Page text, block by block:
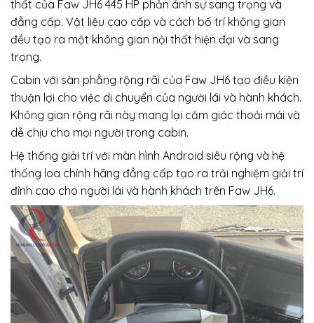
thất của Faw JH6 445 HP phản ánh sự sang trọng và
đẳng cấp. Vật liệu cao cấp và cách bố trí không gian
đều tạo ra một không gian nội thất hiện đại và sang
trọng.
Cabin với sàn phẳng rộng rãi của Faw JH6 tạo điều kiện
thuận lợi cho việc di chuyển của người lái và hành khách.
Không gian rộng rãi này mang lại cảm giác thoải mái và
dễ chịu cho mọi người trong cabin.
Hệ thống giải trí với màn hình Android siêu rộng và hệ
thống loa chính hãng đẳng cấp tạo ra trải nghiệm giải trí
đỉnh cao cho người lái và hành khách trên Faw JH6.